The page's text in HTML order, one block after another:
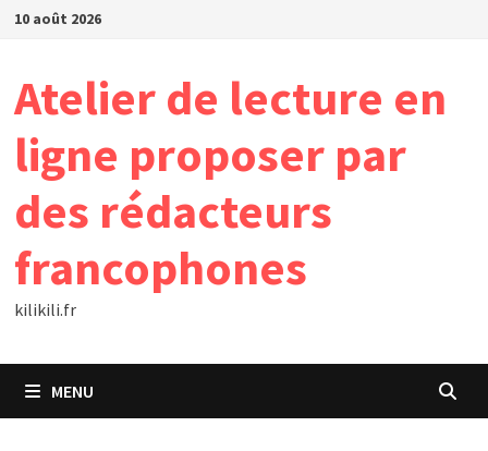
Passer
10 août 2026
Atelier de lecture en
ligne proposer par
des rédacteurs
francophones
kilikili.fr
MENU